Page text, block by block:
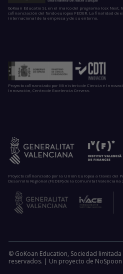
GoKoan Educatio SL en el marco del programa Icex Next,
cofinanciación del fondo europeo FEDER. La finalidad
internacional de la empresa y de su entorno.
Proyecto cofinanciado por Ministerio de Ciencia e
Innovación, Centro de Excelencia Cervera.
Proyecto cofinanciado por la Unión Europea a través del
Desarrollo Regional (FEDER) de la Comunitat Valenciana
© GoKoan Education, Sociedad
reservados. | Un proyecto de NoSpoon